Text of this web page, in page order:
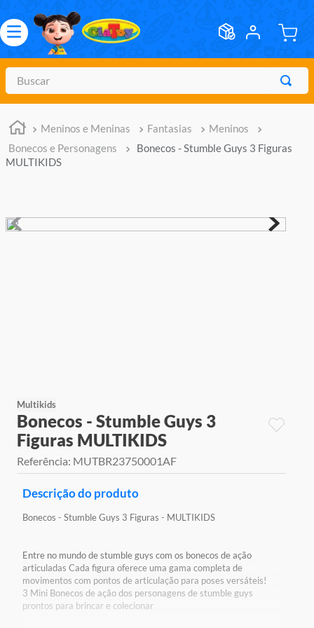
Buscar
Meninos e Meninas Fantasias
Meninos
Bonecos e Personagens
Bonecos - Stumble Guys 3 Figuras
MULTIKIDS
Multikids
Bonecos - Stumble Guys 3
Figuras MULTIKIDS
Referência: MUTBR23750001AF
Descrição do produto
Bonecos - Stumble Guys 3 Figuras - MULTIKIDS
Entre no mundo de stumble guys com os bonecos de ação
articuladas Cada figura oferece uma gama completa de
movimentos com pontos de articulação para poses versáteis!
3 Mini Bonecos de ação dos personagens de stumble guys
prontos para brincar e colecionar
TERMOS MAIS BUSCADOS
1
meninos
2º
marvel legends
5º
bebes